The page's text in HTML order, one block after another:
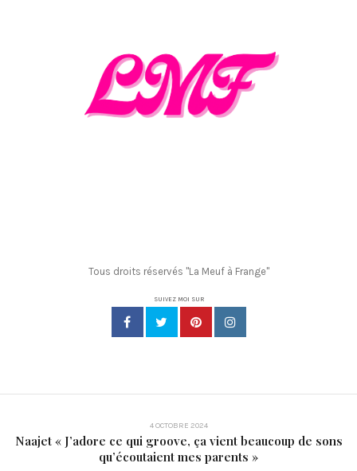
Tous droits réservés "La Meuf à Frange"
SUIVEZ MOI SUR
4 OCTOBRE 2024
Naajet « J’adore ce qui groove, ça vient beaucoup de sons
qu’écoutaient mes parents »